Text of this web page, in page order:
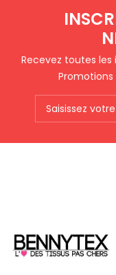
Recevez toutes
Promotions